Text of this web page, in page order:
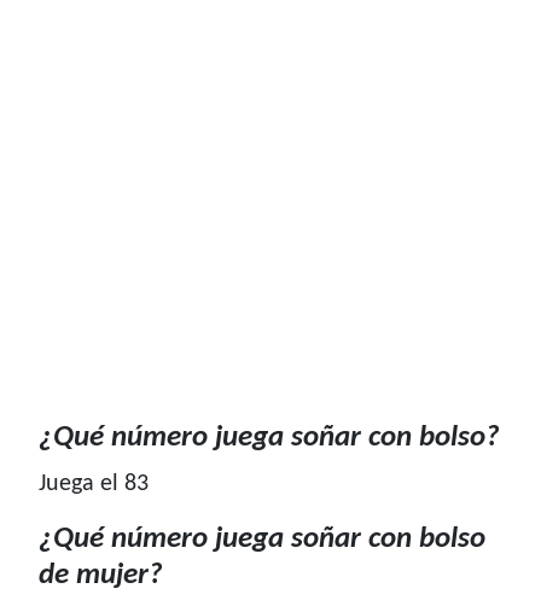
¿Qué número juega soñar con bolso?
Juega el 83
¿Qué número juega soñar con bolso
de mujer?